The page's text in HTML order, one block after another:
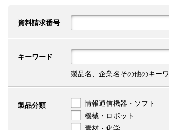
資料請求番号
キーワード
製品名、企業名その他のキー
製品分類 情報通信機器・ソフト
機械・ロボット